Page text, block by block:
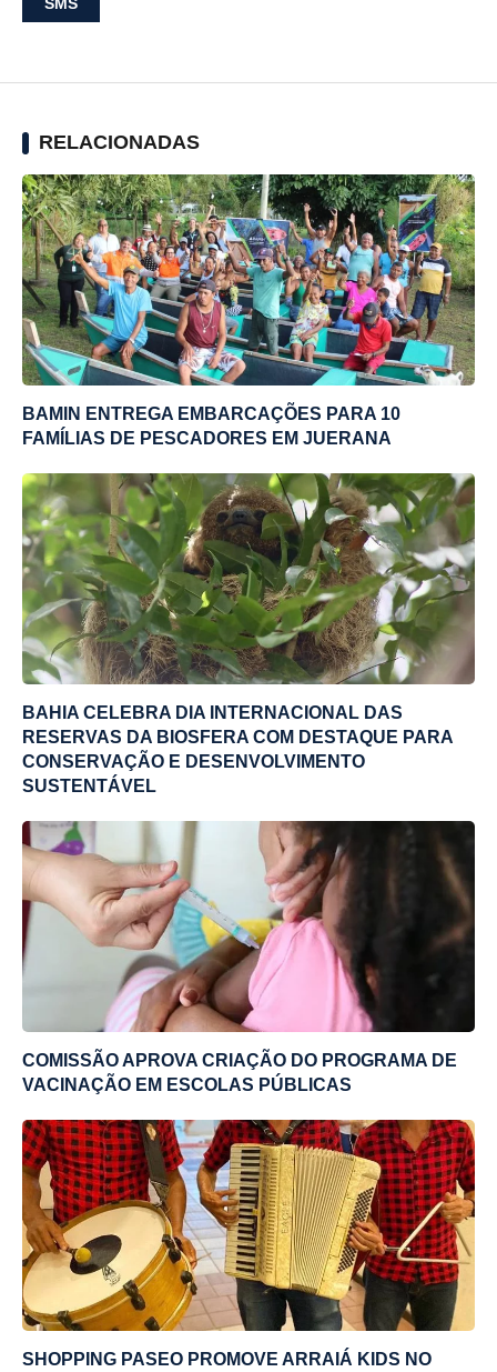
RELACIONADAS
BAMIN ENTREGA EMBARCAÇÕES PARA 10
FAMÍLIAS DE PESCADORES EM JUERANA
BAHIA CELEBRA DIA INTERNACIONAL DAS
RESERVAS DA BIOSFERA COM DESTAQUE PARA
CONSERVAÇÃO E DESENVOLVIMENTO
SUSTENTÁVEL
COMISSÃO APROVA CRIAÇÃO DO PROGRAMA DE
VACINAÇÃO EM ESCOLAS PÚBLICAS
SHOPPING PASEO PROMOVE ARRAIÁ KIDS NO